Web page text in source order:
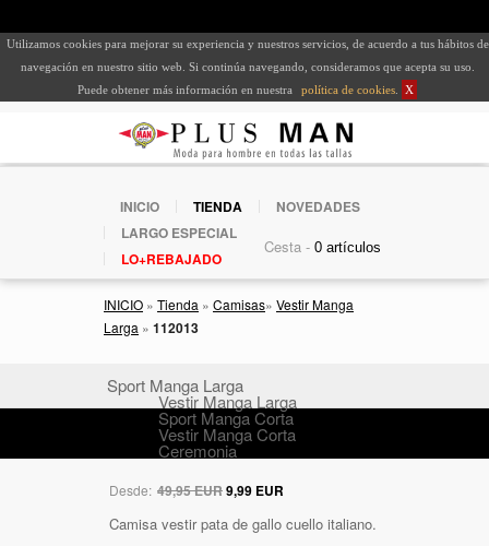
Utilizamos cookies para mejorar su experiencia y nuestros servicios, de acuerdo a tus hábitos de
navegación en nuestro sitio web. Si continúa navegando, consideramos que acepta su uso.
Puede obtener más información en nuestra
política de cookies X
INICIO TIENDA
NOVEDADES
LARGO ESPECIAL
LO+REBAJADO
Cesta -
INICIO » Tienda » Camisas» Vestir Manga
Larga » 112013
Sport Manga Larga
Vestir Manga Larga
Sport Manga Corta
Vestir Manga Corta
Ceremonia
Desde: 49,95 EUR9,99 EUR
Camisa vestir pata de gallo cuello italiano.